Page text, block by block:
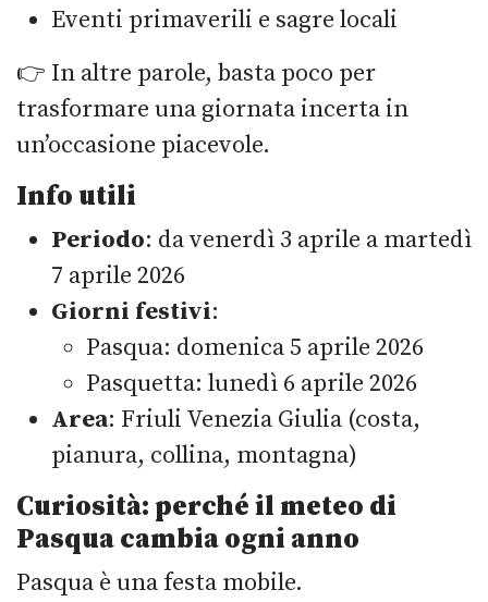
Eventi primaverili e sagre locali
👉 In altre parole, basta poco per
trasformare una giornata incerta in
un’occasione piacevole.
Info utili
Periodo: da venerdì 3 aprile a martedì
7 aprile 2026
Giorni festivi:
Pasqua: domenica 5 aprile 2026
Pasquetta: lunedì 6 aprile 2026
Area: Friuli Venezia Giulia (costa,
pianura, collina, montagna)
Curiosità: perché il meteo di
Pasqua cambia ogni anno
Pasqua è una festa mobile.